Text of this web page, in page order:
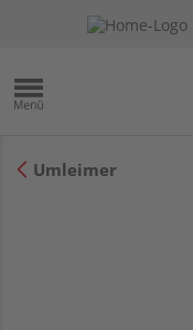
Umleimer